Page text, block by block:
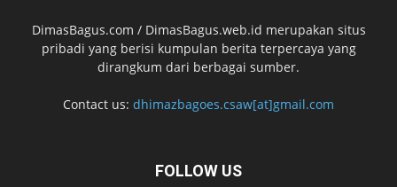
DimasBagus.com / DimasBagus.web.id merupakan situs
pribadi yang berisi kumpulan berita terpercaya yang
dirangkum dari berbagai sumber.
Contact us: dhimazbagoes.csaw[at]gmail.com
FOLLOW US